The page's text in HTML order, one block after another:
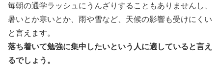
毎朝の通学ラッシュにうんざりすることもありませんし、
暑いとか寒いとか、雨や雪など、天候の影響も受けにくい
と言えます。
落ち着いて勉強に集中したいという人に適していると言え
るでしょう。